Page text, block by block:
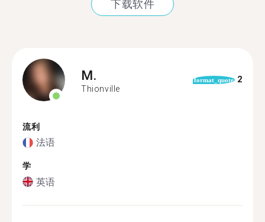
下载软件
M.
Thionville
format_quote 2
流利
法语
学
英语